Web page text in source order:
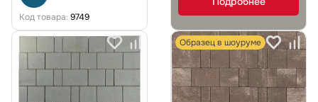
Код товара: 9749
Образец в шоуруме